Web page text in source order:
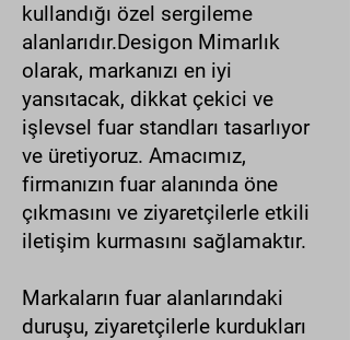
kullandığı özel sergileme
alanlarıdır.Desigon Mimarlık
olarak, markanızı en iyi
yansıtacak, dikkat çekici ve
işlevsel fuar standları tasarlıyor
ve üretiyoruz. Amacımız,
firmanızın fuar alanında öne
çıkmasını ve ziyaretçilerle etkili
iletişim kurmasını sağlamaktır.
Markaların fuar alanlarındaki
duruşu, ziyaretçilerle kurdukları